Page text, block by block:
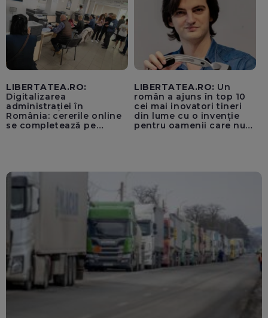
LIBERTATEA.RO:
Digitalizarea
administrației în
România: cererile online
se completează pe
LIBERTATEA.RO: Un
român a ajuns în top 10
cei mai inovatori tineri
din lume cu o invenție
pentru oamenii care nu